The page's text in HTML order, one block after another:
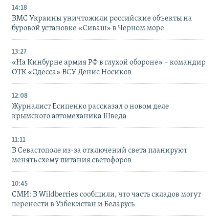
14:18
ВМС Украины уничтожили российские объекты на
буровой установке «Сиваш» в Черном море
13:27
«На Кинбурне армия РФ в глухой обороне» – командир
ОТК «Одесса» ВСУ Денис Носиков
12:08
Журналист Есипенко рассказал о новом деле
крымского автомеханика Шведа
11:11
В Севастополе из-за отключений света планируют
менять схему питания светофоров
10:45
СМИ: В Wildberries сообщили, что часть складов могут
перенести в Узбекистан и Беларусь